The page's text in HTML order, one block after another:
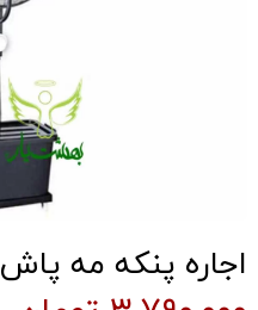
اجاره پنکه مه پاش